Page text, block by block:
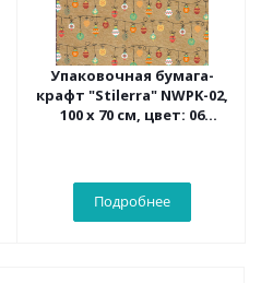
Упаковочная бумага-
крафт "Stilerra" NWPK-02,
100 х 70 см, цвет: 06
Подробнее